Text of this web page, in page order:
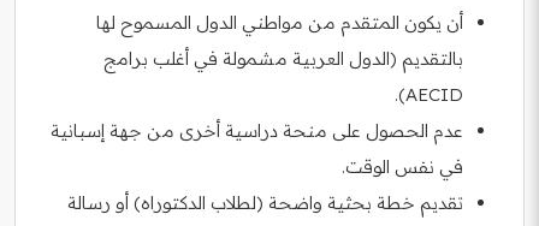
أن يكون المتقدم من مواطني الدول المسموح لها
بالتقديم (الدول العربية مشمولة في أغلب برامج
AECID).
عدم الحصول على منحة دراسية أخرى من جهة إسبانية
في نفس الوقت.
تقديم خطة بحثية واضحة (لطلاب الدكتوراه) أو رسالة